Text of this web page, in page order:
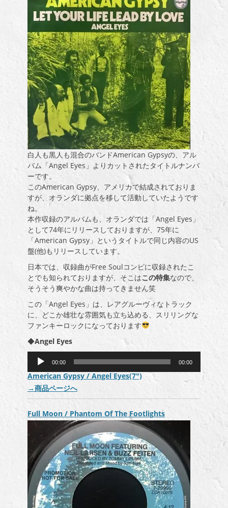
白人も黒人も混合のバンドAmerican Gypsyの、アル
バム「Angel Eyes」よりカットされたタイトルナンバ
ーです。
このAmerican Gypsy、アメリカで結成されておりま
すが、オランダに拠点を移して活動していたようです
ね。
本作収録のアルバムも、オランダでは「Angel Eyes」
として74年にリリースしておりますが、75年に
「American Gypsy」というタイトルで同じ内容のUS
盤(他)もリリースしています。
日本では、収録曲がFree Soulコンピに収録されたこ
とでも知られておりますが、そこはこの特集なので、
そうそう爽やかな曲は持ってきません笑
この「Angel Eyes」は、レアグルーヴィなトラック
に、どこか雄壮な雰囲気も立ち込める、スリリングな
ファンキーロックになっております
◆Angel Eyes
プ
レ
ー
ヤ
ー
00:00 00:00
American Gypsy / Angel Eyes(7″)
→商品ページへ
Full Moon / Phantom Of The Footlights